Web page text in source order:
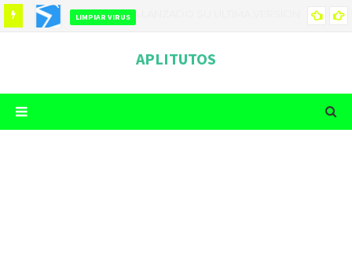
LIMPIAR VIRUS
APLITUTOS